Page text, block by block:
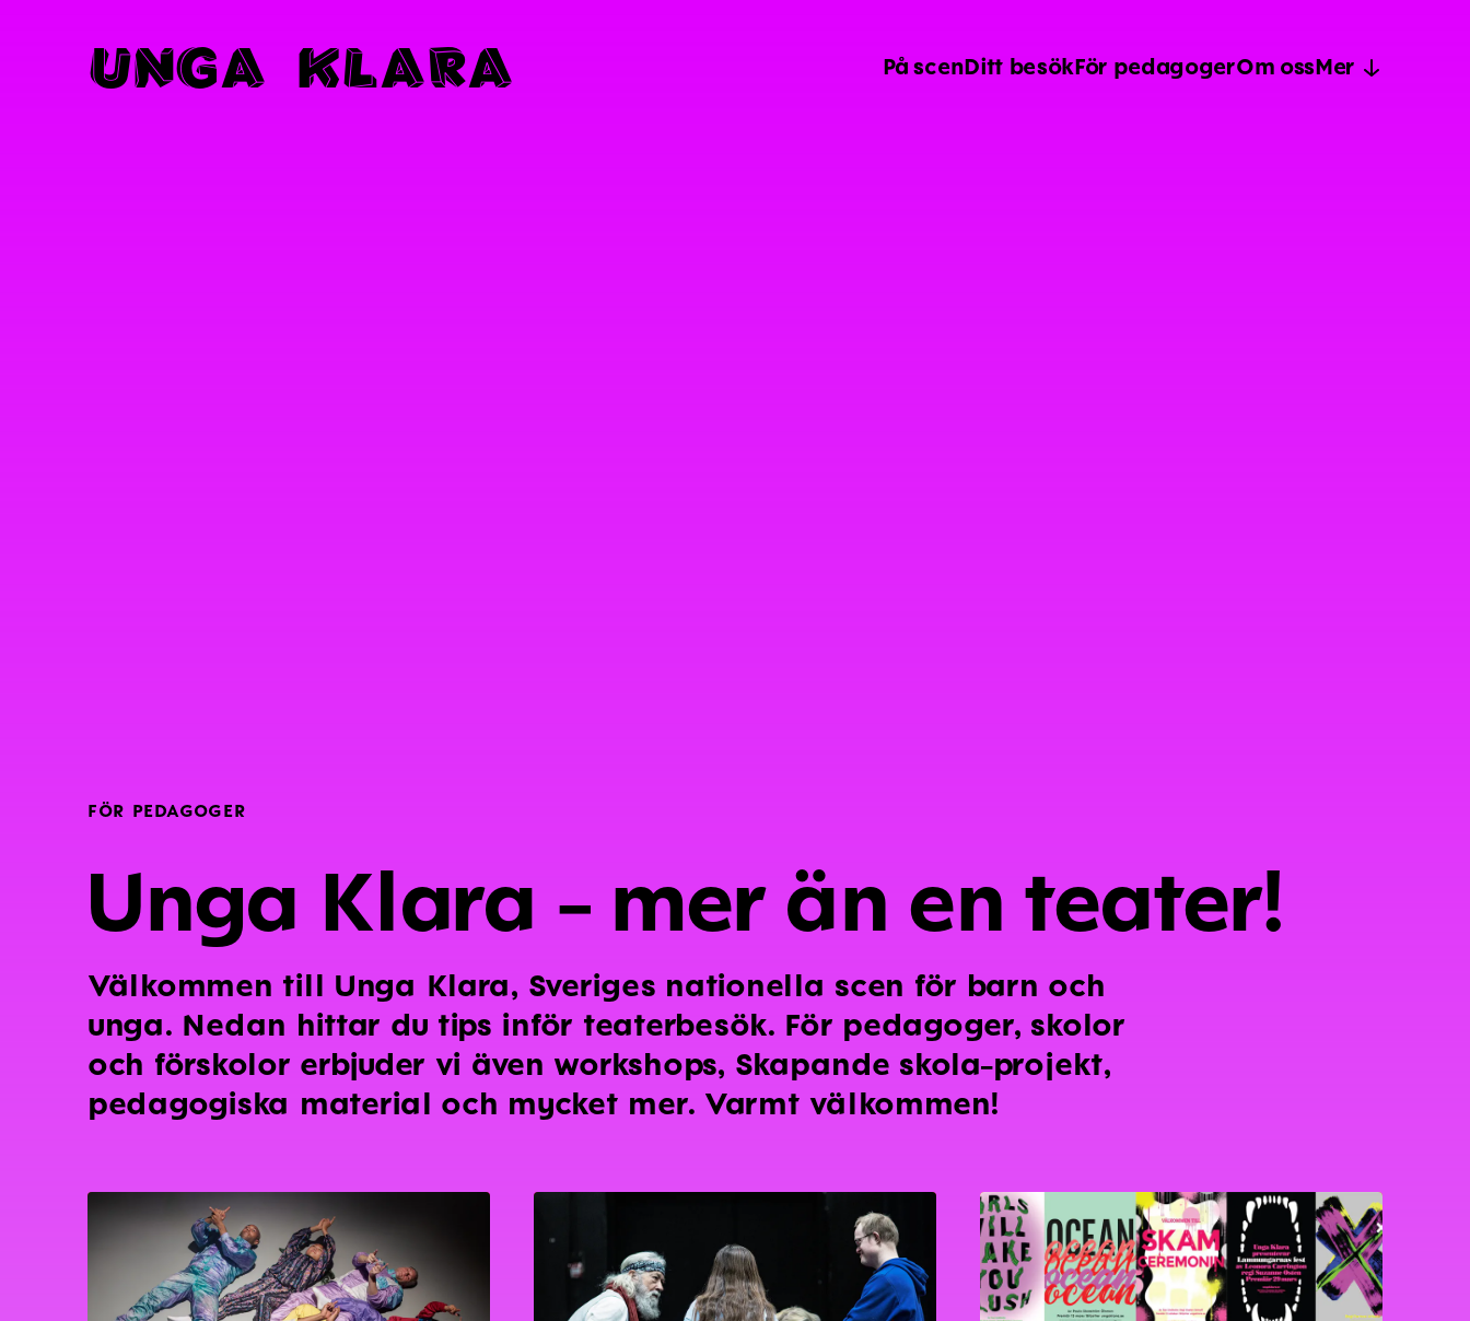
Navigation
UNGA KLARA På scenDitt besökFör pedagogerOm ossMer
FÖR PEDAGOGER
Unga Klara - mer än en teater!
Välkommen till Unga Klara, Sveriges nationella scen för barn och
unga. Nedan hittar du tips inför teaterbesök. För pedagoger, skolor
och förskolor erbjuder vi även workshops, Skapande skola-projekt,
pedagogiska material och mycket mer. Varmt välkommen!